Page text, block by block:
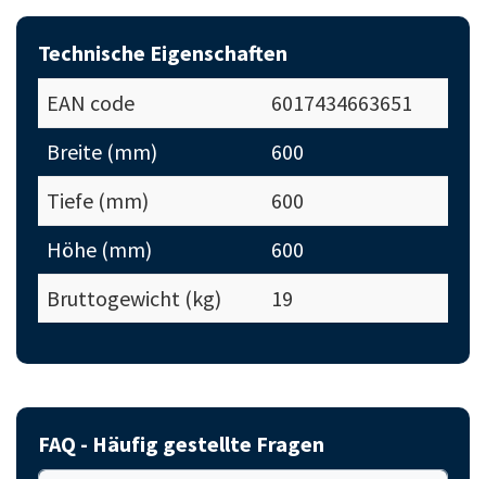
Technische Eigenschaften
EAN code
6017434663651
Breite (mm)
600
Tiefe (mm)
600
Höhe (mm)
600
Bruttogewicht (kg)
19
FAQ - Häufig gestellte Fragen